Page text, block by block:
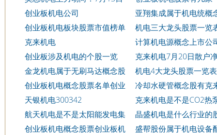
净流出5307.15万元
创业板机电公司
亚翔集成属于机电统概
吗
创业板机电板块股票市值榜单
一览表8/14
机电三大龙头股票一览
克来机电
计算机电源概念上市公
票有哪些
创业板涉及机电的个股一览
7/21
克来机电7月20日散户
入899.06万
金龙机电属于无刷马达概念股
吗
机电4大龙头股票一览
创业板机电概念股票名单创业
板机电概念股票一览
冷却水硬管概念股有克
电吗
天银机电300342
克来机电是不是CO2热
调概念股
航天机电是不是太阳能发电集
成概念股
晶盛机电是什么行业的
创业板机电概念股票创业板机
盛帮股份属于机电设备